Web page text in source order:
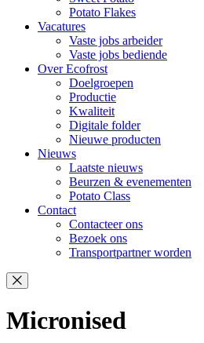
Potato Flakes
Vacatures
Vaste jobs arbeider
Vaste jobs bediende
Over Ecofrost
Doelgroepen
Productie
Kwaliteit
Digitale folder
Nieuwe producten
Nieuws
Laatste nieuws
Beurzen & evenementen
Potato Class
Contact
Contacteer ons
Bezoek ons
Transportpartner worden
Micronised